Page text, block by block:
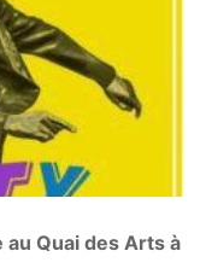
au Quai des Arts à